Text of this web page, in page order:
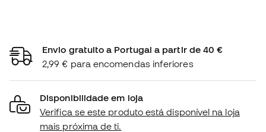
Envio gratuito a Portugal a partir de 40 €
2,99 € para encomendas inferiores
Disponibilidade em loja
Verifica se este produto está disponível na loja
mais próxima de ti.